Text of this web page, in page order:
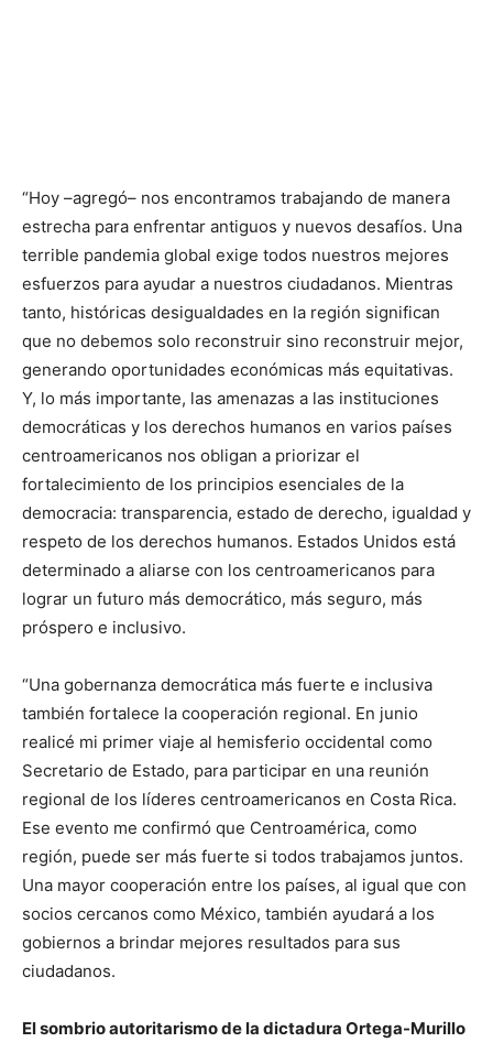
“Hoy –agregó– nos encontramos trabajando de manera
estrecha para enfrentar antiguos y nuevos desafíos. Una
terrible pandemia global exige todos nuestros mejores
esfuerzos para ayudar a nuestros ciudadanos. Mientras
tanto, históricas desigualdades en la región significan
que no debemos solo reconstruir sino reconstruir mejor,
generando oportunidades económicas más equitativas.
Y, lo más importante, las amenazas a las instituciones
democráticas y los derechos humanos en varios países
centroamericanos nos obligan a priorizar el
fortalecimiento de los principios esenciales de la
democracia: transparencia, estado de derecho, igualdad y
respeto de los derechos humanos. Estados Unidos está
determinado a aliarse con los centroamericanos para
lograr un futuro más democrático, más seguro, más
próspero e inclusivo.
“Una gobernanza democrática más fuerte e inclusiva
también fortalece la cooperación regional. En junio
realicé mi primer viaje al hemisferio occidental como
Secretario de Estado, para participar en una reunión
regional de los líderes centroamericanos en Costa Rica.
Ese evento me confirmó que Centroamérica, como
región, puede ser más fuerte si todos trabajamos juntos.
Una mayor cooperación entre los países, al igual que con
socios cercanos como México, también ayudará a los
gobiernos a brindar mejores resultados para sus
ciudadanos.
El sombrio autoritarismo de la dictadura Ortega-Murillo